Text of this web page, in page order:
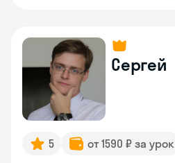
Сергей
5 от 1590 ₽ за урок